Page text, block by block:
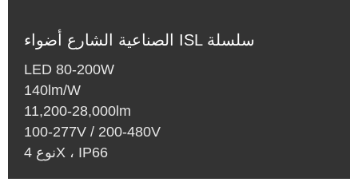
الصناعية الشارع أضواء ISL سلسلة
LED 80-200W
140lm/W
11,200-28,000lm
100-277V / 200-480V
نوع 4X ، IP66